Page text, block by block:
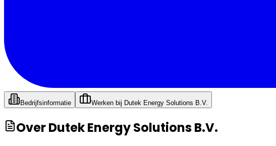
Bedrijfsinformatie Werken bij Dutek Energy Solutions B.V.
OverDutek Energy Solutions B.V.